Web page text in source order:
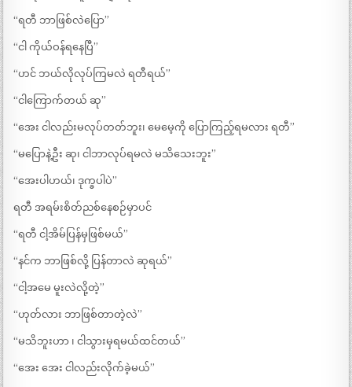
“ရတီ ဘာဖြစ်လဲပြော”
“ငါ ကိုယ်ဝန်ရနေပြီ”
“ဟင် ဘယ်လိုလုပ်ကြမလဲ ရတီရယ်”
“ငါကြောက်တယ် ဆု”
“အေး ငါလည်းမလုပ်တတ်ဘူး၊ မေမေ့ကို ပြောကြည့်ရမလား ရတီ”
“မပြောနဲ့ဦး ဆု၊ ငါဘာလုပ်ရမလဲ မသိသေးဘူး”
“အေးပါဟယ်၊ ဒုက္ခပါပဲ”
ရတီ အရမ်းစိတ်ညစ်နေစဉ်မှာပင်
“ရတီ ငါ့အိမ်ပြန်မှဖြစ်မယ်”
“နင်က ဘာဖြစ်လို့ ပြန်တာလဲ ဆုရယ်”
“ငါ့အမေ မူးလဲလို့တဲ့”
“ဟုတ်လား ဘာဖြစ်တာတဲ့လဲ”
“မသိဘူးဟာ ၊ ငါသွားမှရမယ်ထင်တယ်”
“အေး အေး ငါလည်းလိုက်ခဲ့မယ်”